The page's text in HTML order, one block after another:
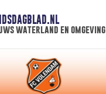
waterland en omgeving